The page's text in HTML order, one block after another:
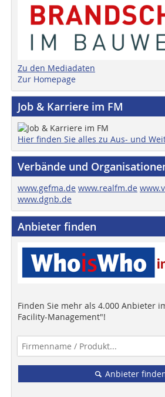
Zu den Mediadaten
Zur Homepage
Job & Karriere im FM
Hier finden Sie alles zu Aus- und
Verbände und
www.gefma.de www.realfm.de
www.dgnb.de
Anbieter finden
Finden Sie mehr als 4.000 Anbieter
Facility-Management"!
Anbieter